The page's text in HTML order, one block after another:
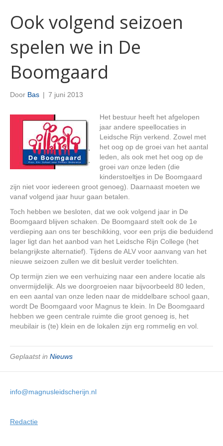
Ook volgend seizoen
spelen we in De
Boomgaard
Door Bas | 7 juni 2013
Het bestuur heeft het afgelopen
jaar andere speellocaties in
Leidsche Rijn verkend. Zowel met
het oog op de groei van het aantal
leden, als ook met het oog op de
groei van onze leden (die
kinderstoeltjes in De Boomgaard
zijn niet voor iedereen groot genoeg). Daarnaast moeten we
vanaf volgend jaar huur gaan betalen.
Toch hebben we besloten, dat we ook volgend jaar in De
Boomgaard blijven schaken. De Boomgaard stelt ook de 1e
verdieping aan ons ter beschikking, voor een prijs die beduidend
lager ligt dan het aanbod van het Leidsche Rijn College (het
belangrijkste alternatief). Tijdens de ALV voor aanvang van het
nieuwe seizoen zullen we dit besluit verder toelichten.
Op termijn zien we een verhuizing naar een andere locatie als
onvermijdelijk. Als we doorgroeien naar bijvoorbeeld 80 leden,
en een aantal van onze leden naar de middelbare school gaan,
wordt De Boomgaard voor Magnus te klein. In De Boomgaard
hebben we geen centrale ruimte die groot genoeg is, het
meubilair is (te) klein en de lokalen zijn erg rommelig en vol.
Geplaatst in Nieuws
info@magnusleidscherijn.nl
Redactie